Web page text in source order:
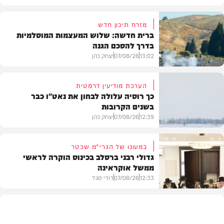
מזרח תיכון חדש
ברית חדשה: שלוש המעצמות המוסלמיות
בדרך להסכם הגנה
13:02
07/08/26יצחק כהן
הערכת מודיעין דרמטית
כך רוסיה עלולה לבחון את נאט"ו כבר
בשנים הקרובות
12:39
07/08/26יצחק כהן
במעונו של הגרי"מ שכטר
גדולי רבני ברסלב בכינוס הוקרה לראשי
ממשל אוקראינה
12:33
07/08/26דודי סגל